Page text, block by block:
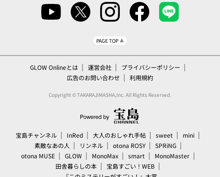
PAGE TOP
GLOW Onlineとは 運営会社
プライバシーポリシー
広告のお問い合わせ
利用規約
Copyright © TAKARAJIMASHA,Inc. All Rights Reserved.
宝島チャンネル InRed 大人のおしゃれ手帖 sweet
mini
素敵なあの人
リンネル otona ROSY
SPRiNG
otona MUSE
GLOW MonoMax smart
MonoMaster
田舎暮らしの本
宝島すごい！WEB